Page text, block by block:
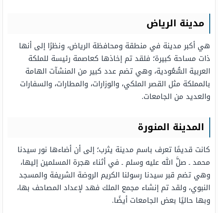
مدينة الرياض
هي أكبر مدينة في منطقة ومحافظة الرياض، ونظرًا إلى أنها
ذات مساحة كبيرة؛ فلقد تم إخاذها كعاصمة رئيسة للملكة
العربية السُّعُودية، وهي تضم عدد كبير من المنشآت الهامة
بالمملكة مثل القصر الملكي، والوزارات، والمطارات، والسفارات
والعديد من الجامعات.
المدينة المنورة
كانت قديمًا تعرف باسم مدينة يثرب؛ إلى أن أضاءها نور سيدنا
محمد ـ صلَّ الله عليه وسلم ـ في أثناء هجرة المسلمين إليها،
وهي تضم قبر سيدنا رسولنا الكريم الروضة الشريفة والمسجد
النبوي، ولقد تم إنشاء مجمع الملك فهد لإعداد المصاحف بها،
وبها حاليًا بعض الجامعات أيضًا.